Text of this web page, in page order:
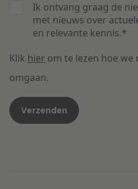
Ik ontvang graag de
met nieuws over
en relevante kennis.*
Klik hier om te lezen hoe we
omgaan.